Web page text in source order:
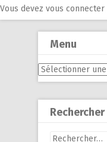
Vous devez vous connecter
Menu
Menu
Rechercher
Rechercher :